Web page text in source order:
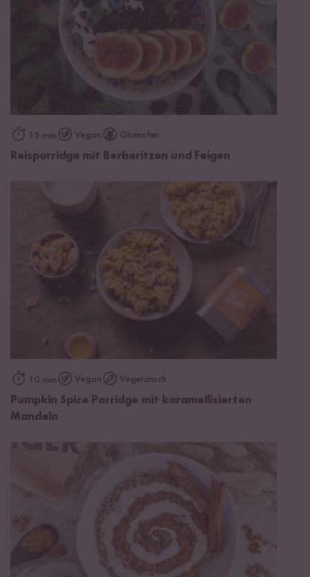
15 min Vegan Glutenfrei
Reisporridge mit Berberitzen und Feigen
10 min Vegan Vegetarisch
Pumpkin Spice Porridge mit karamellisierten
Mandeln